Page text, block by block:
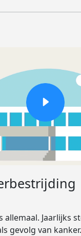
allemaal. Jaarlijks
gevolg van